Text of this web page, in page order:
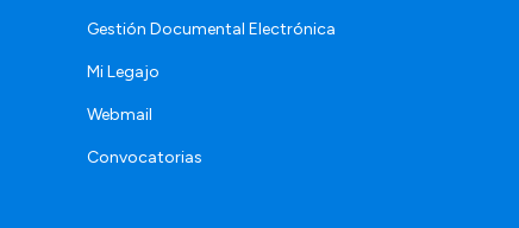
Gestión Documental Electrónica
Mi Legajo
Webmail
Convocatorias